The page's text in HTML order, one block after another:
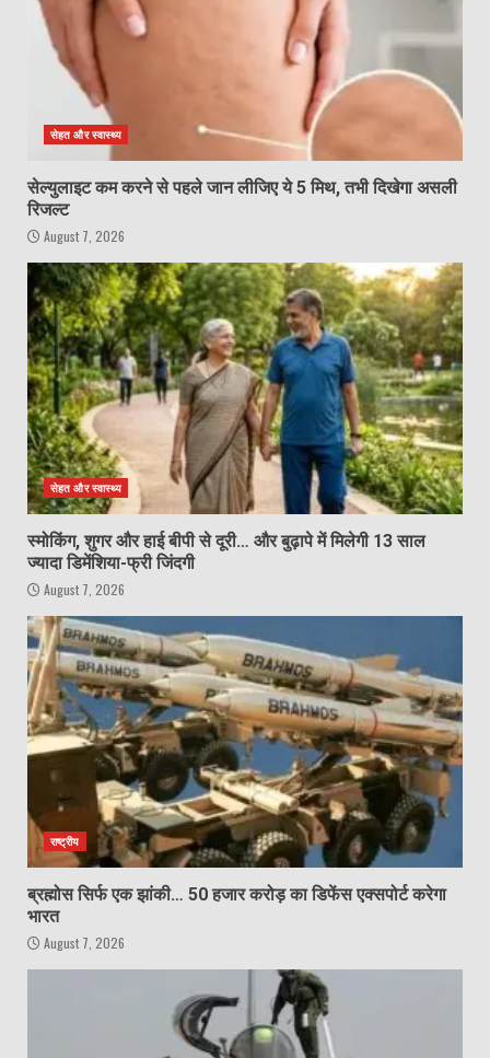
सेहत और स्वास्थ्य
सेल्युलाइट कम करने से पहले जान लीजिए ये 5 मिथ, तभी दिखेगा असली
रिजल्ट
August 7, 2026
सेहत और स्वास्थ्य
स्मोकिंग, शुगर और हाई बीपी से दूरी… और बुढ़ापे में मिलेगी 13 साल
ज्यादा डिमेंशिया-फ्री जिंदगी
August 7, 2026
राष्ट्रीय
ब्रह्मोस सिर्फ एक झांकी… 50 हजार करोड़ का डिफेंस एक्सपोर्ट करेगा
भारत
August 7, 2026